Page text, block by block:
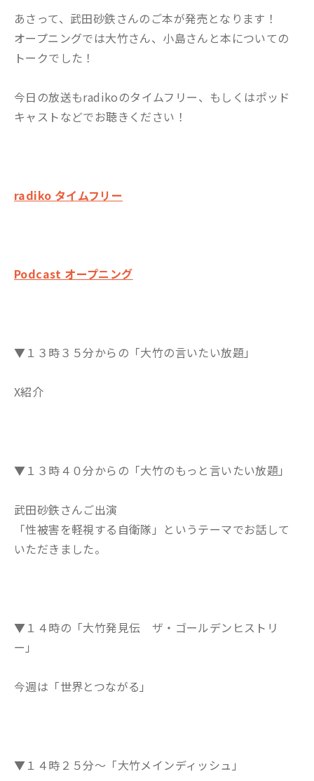
あさって、武田砂鉄さんのご本が発売となります！
オープニングでは大竹さん、小島さんと本についての
トークでした！
今日の放送もradikoのタイムフリー、もしくはポッド
キャストなどでお聴きください！
radiko タイムフリー
Podcast オープニング
▼１３時３５分からの「大竹の言いたい放題」
X紹介
▼１３時４０分からの「大竹のもっと言いたい放題」
武田砂鉄さんご出演
「性被害を軽視する自衛隊」というテーマでお話して
いただきました。
▼１４時の「大竹発見伝 ザ・ゴールデンヒストリ
ー」
今週は「世界とつながる」
▼１４時２５分～「大竹メインディッシュ」